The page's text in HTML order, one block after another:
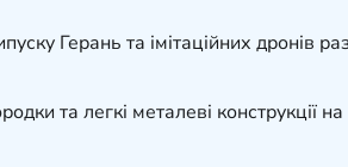
Герань та імітаційних дронів
та легкі металеві конструкції